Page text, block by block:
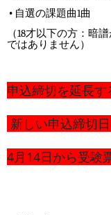
• 自選の課題曲1曲
（18才以下の方：暗譜
ではありません）
申込締切を延長す
新しい申込締切
4月14日から受験